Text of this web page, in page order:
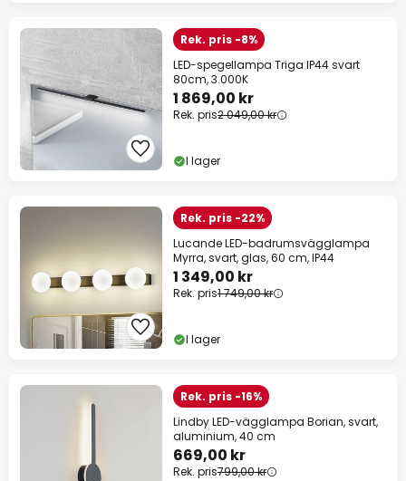
Rek. pris -8%
LED-spegellampa Triga IP44 svart
80cm, 3.000K
1 869,00 kr
Rek. pris2 049,00 kr
I lager
Rek. pris -22%
Lucande LED-badrumsvägglampa
Myrra, svart, glas, 60 cm, IP44
1 349,00 kr
Rek. pris1 749,00 kr
I lager
Rek. pris -16%
Lindby LED-vägglampa Borian, svart,
aluminium, 40 cm
669,00 kr
Rek. pris799,00 kr